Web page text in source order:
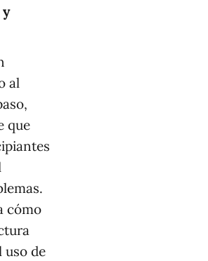
y
al
que
cómo
uso de